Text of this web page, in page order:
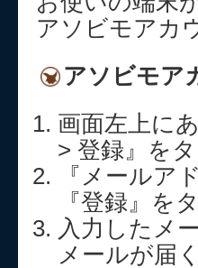
アソビモアカ
アソビモア
画面左上に
> 登録』を
『メールア
『登録』を
入力したメ
メールが届